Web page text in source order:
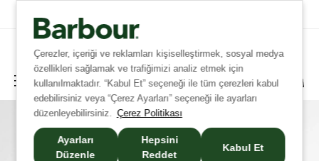
Çerezler, içeriği ve reklamları kişiselleştirmek, sosyal medya
özellikleri sağlamak ve trafiğimizi analiz etmek için
kullanılmaktadır. “Kabul Et” seçeneği ile tüm çerezleri kabul
edebilirsiniz veya “Çerez Ayarları” seçeneği ile ayarları
düzenleyebilirsiniz. Çerez Politikası
Ayarları
Düzenle
Hepsini
Reddet
Kabul Et